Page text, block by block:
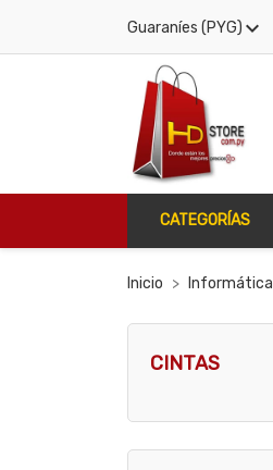
Guaraníes (PYG)
CATEGORÍAS
Inicio Informática
CINTAS